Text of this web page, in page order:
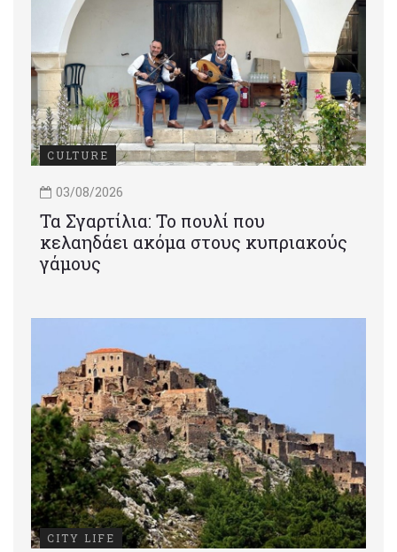
CULTURE
03/08/2026
Τα Σγαρτίλια: Το πουλί που
κελαηδάει ακόμα στους κυπριακούς
γάμους
CITY LIFE